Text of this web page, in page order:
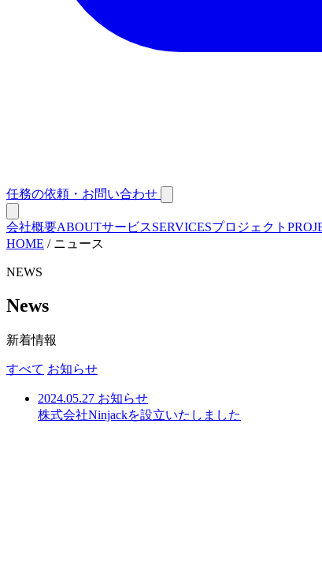
任務の依頼・お問い合わせ
会社概要ABOUTサービスSERVICESプロジェクト
HOME / ニュース
NEWS
News
新着情報
すべて お知らせ
2024.05.27 お知らせ
株式会社Ninjackを設立いたしました